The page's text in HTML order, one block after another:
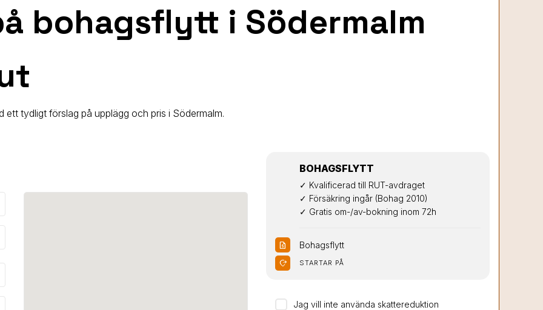
bohagsflytt i Södermalm
tydligt förslag på upplägg och pris i Södermalm.
BOHAGSFLYTT
✓ Kvalificerad till RUT-avdraget
✓ Försäkring ingår (Bohag 2010)
✓ Gratis om-/av-bokning inom 72h
request_quote Bohagsflytt
moved_location STARTAR PÅ
Jag vill inte använda skattereduktion